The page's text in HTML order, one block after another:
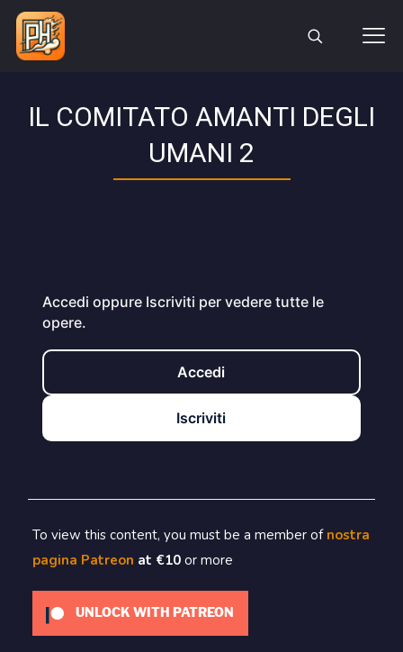
IL COMITATO AMANTI DEGLI
UMANI 2
Accedi oppure Iscriviti per vedere tutte le
opere.
Accedi
Iscriviti
To view this content, you must be a member of nostra
pagina Patreon at €10 or more
UNLOCK WITH PATREON